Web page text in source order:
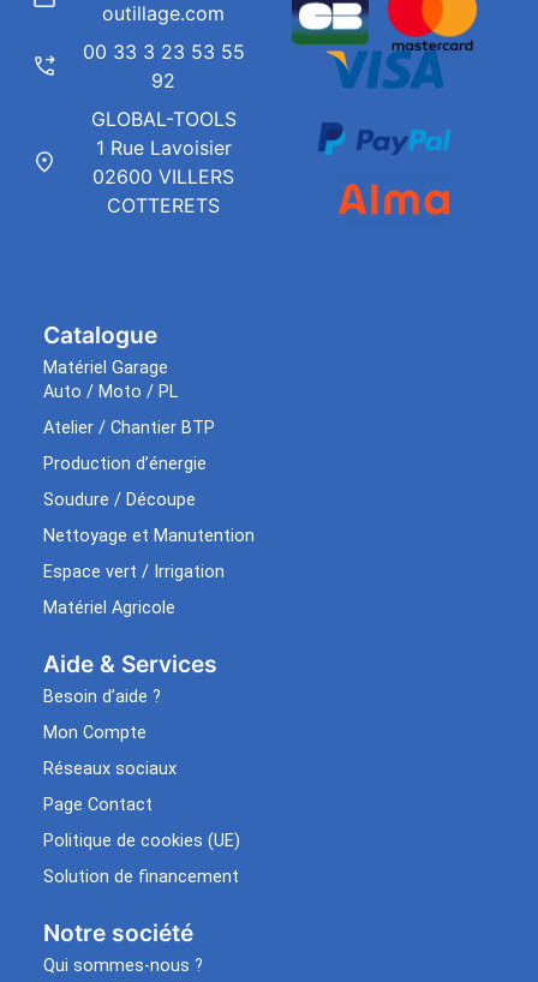
Catalogue
Matériel Garage
Auto / Moto / PL
Atelier / Chantier BTP
Production d’énergie
Soudure / Découpe
Nettoyage et Manutention
Espace vert / Irrigation
Matériel Agricole
Aide & Services​
Besoin d’aide ?
Mon Compte
Réseaux sociaux
Page Contact
Politique de cookies (UE)
Solution de financement
Notre société
Qui sommes-nous ?
outillage.com
00 33 3 23 53 55
92
GLOBAL-TOOLS
1 Rue Lavoisier
02600 VILLERS
COTTERETS